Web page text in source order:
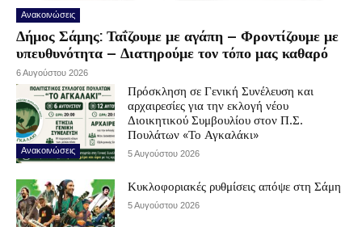
Ανακοινώσεις
Δήμος Σάμης: Ταΐζουμε με αγάπη – Φροντίζουμε με
υπευθυνότητα – Διατηρούμε τον τόπο μας καθαρό
6 Αυγούστου 2026
Ανακοινώσεις
Πρόσκληση σε Γενική Συνέλευση και
αρχαιρεσίες για την εκλογή νέου
Διοικητικού Συμβουλίου στον Π.Σ.
Πουλάτων «Το Αγκαλάκι»
5 Αυγούστου 2026
Κυκλοφοριακές ρυθμίσεις απόψε στη Σάμη
5 Αυγούστου 2026